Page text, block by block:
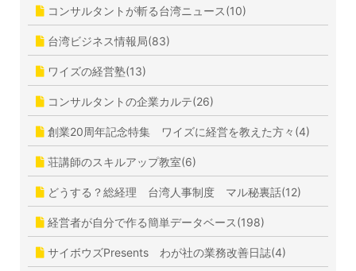
コンサルタントが斬る台湾ニュース(10)
台湾ビジネス情報局(83)
ワイズの経営塾(13)
コンサルタントの企業カルテ(26)
創業20周年記念特集 ワイズに経営を教えた方々(4)
荘講師のスキルアップ教室(6)
どうする？総経理 台湾人事制度 マル秘裏話(12)
経営者が自分で作る簡単データベース(198)
サイボウズPresents わが社の業務改善日誌(4)